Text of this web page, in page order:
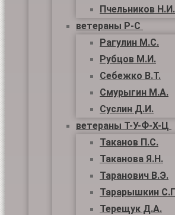
Пчельников Н.И.
ветераны Р-С
Рагулин М.С.
Рубцов М.И.
Себежко В.Т.
Смурыгин М.А.
Суслин Д.И.
ветераны Т-У-Ф-Х-Ц
Таканов П.С.
Таканова Я.Н.
Таранович В.Э.
Тарарышкин
Терещук Д.А.